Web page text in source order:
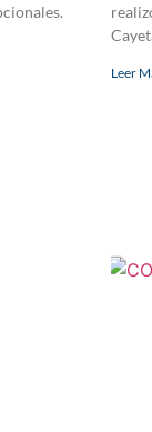
Leer